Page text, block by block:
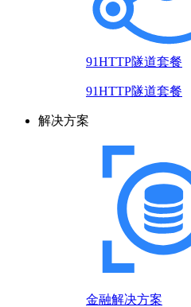
91HTTP隧道套餐
91HTTP隧道套餐
解决方案
金融解决方案